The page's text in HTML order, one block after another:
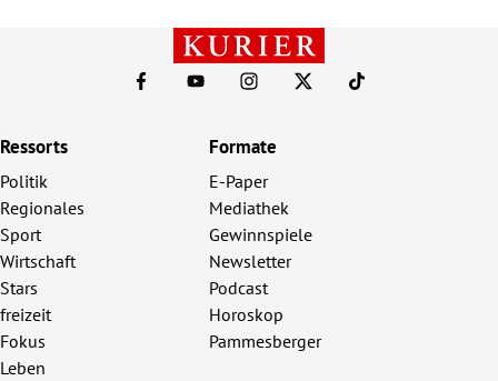
Ressorts
Politik
Regionales
Sport
Wirtschaft
Stars
freizeit
Fokus
Leben
Formate
E-Paper
Mediathek
Gewinnspiele
Newsletter
Podcast
Horoskop
Pammesberger